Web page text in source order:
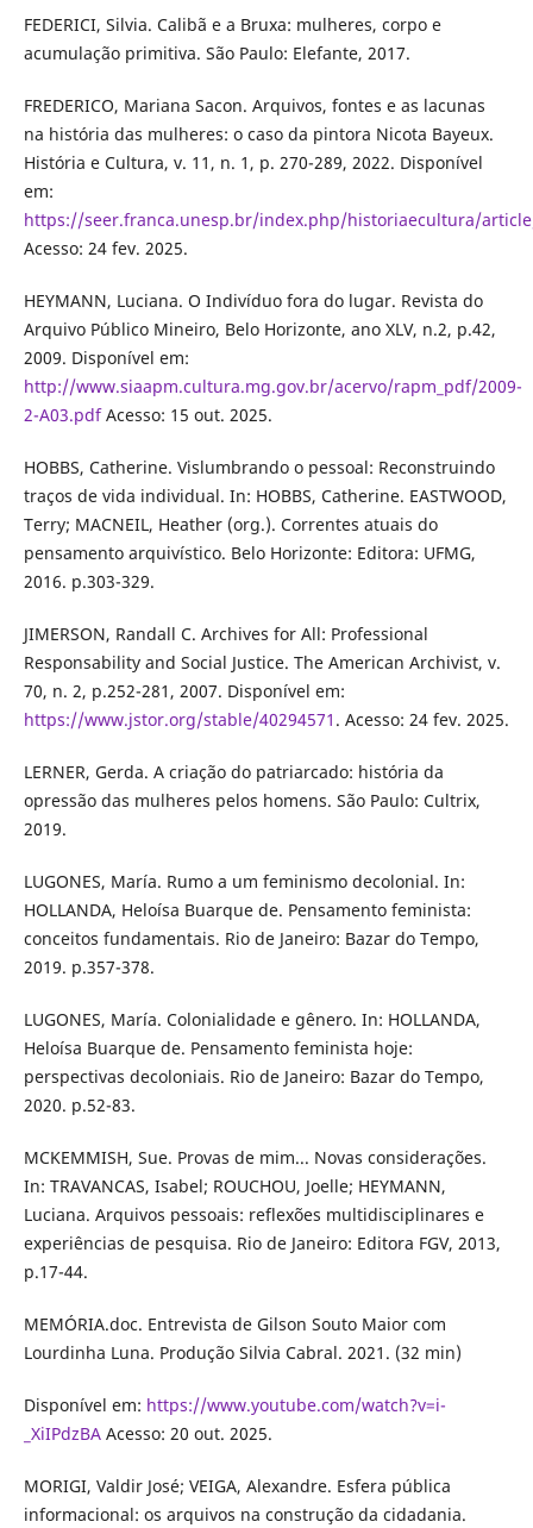
FEDERICI, Silvia. Calibã e a Bruxa: mulheres, corpo e
acumulação primitiva. São Paulo: Elefante, 2017.
FREDERICO, Mariana Sacon. Arquivos, fontes e as lacunas
na história das mulheres: o caso da pintora Nicota Bayeux.
História e Cultura, v. 11, n. 1, p. 270-289, 2022. Disponível
em:
https://seer.franca.unesp.br/index.php/historiaecultura/
Acesso: 24 fev. 2025.
HEYMANN, Luciana. O Indivíduo fora do lugar. Revista do
Arquivo Público Mineiro, Belo Horizonte, ano XLV, n.2, p.42,
2009. Disponível em:
http://www.siaapm.cultura.mg.gov.br/acervo/rapm_pdf/2009-
2-A03.pdfAcesso: 15 out. 2025.
HOBBS, Catherine. Vislumbrando o pessoal: Reconstruindo
traços de vida individual. In: HOBBS, Catherine. EASTWOOD,
Terry; MACNEIL, Heather (org.). Correntes atuais do
pensamento arquivístico. Belo Horizonte: Editora: UFMG,
2016. p.303-329.
JIMERSON, Randall C. Archives for All: Professional
Responsability and Social Justice. The American Archivist, v.
70, n. 2, p.252-281, 2007. Disponível em:
https://www.jstor.org/stable/40294571 . Acesso: 24 fev. 2025.
LERNER, Gerda. A criação do patriarcado: história da
opressão das mulheres pelos homens. São Paulo: Cultrix,
2019.
LUGONES, María. Rumo a um feminismo decolonial. In:
HOLLANDA, Heloísa Buarque de. Pensamento feminista:
conceitos fundamentais. Rio de Janeiro: Bazar do Tempo,
2019. p.357-378.
LUGONES, María. Colonialidade e gênero. In: HOLLANDA,
Heloísa Buarque de. Pensamento feminista hoje:
perspectivas decoloniais. Rio de Janeiro: Bazar do Tempo,
2020. p.52-83.
MCKEMMISH, Sue. Provas de mim... Novas considerações.
In: TRAVANCAS, Isabel; ROUCHOU, Joelle; HEYMANN,
Luciana. Arquivos pessoais: reflexões multidisciplinares e
experiências de pesquisa. Rio de Janeiro: Editora FGV, 2013,
p.17-44.
MEMÓRIA.doc. Entrevista de Gilson Souto Maior com
Lourdinha Luna. Produção Silvia Cabral. 2021. (32 min)
Disponível em: https://www.youtube.com/watch?v=i-
_XiIPdzBAAcesso: 20 out. 2025.
MORIGI, Valdir José; VEIGA, Alexandre. Esfera pública
informacional: os arquivos na construção da cidadania.